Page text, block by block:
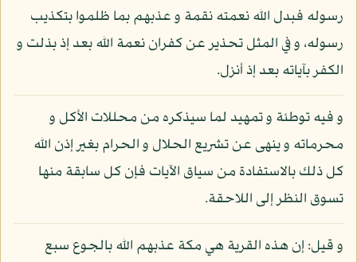
رسوله فبدل الله نعمته نقمة و عذبهم بما ظلموا بتكذيب
رسوله، و في المثل تحذير عن كفران نعمة الله بعد إذ بذلت و
الكفر بآياته بعد إذ أنزل.
و فيه توطئة و تمهيد لما سيذكره من محللات الأكل و
محرماته و ينهى عن تشريع الحلال و الحرام بغير إذن الله
كل ذلك بالاستفادة من سياق الآيات فإن كل سابقة منها
تسوق النظر إلى اللاحقة.
و قيل: إن هذه القرية هي مكة عذبهم الله بالجوع سبع